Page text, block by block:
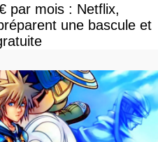
par mois : Netflix,
une bascule et